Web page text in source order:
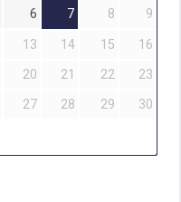
6 7 8
9
13 14 15
16
20 21 22
23
27 28 29
30